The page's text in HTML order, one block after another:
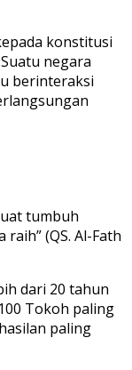
konstitusi
negara
berinteraksi
tumbuh
(QS. Al-Fath
dari 20 tahun
Tokoh paling
paling